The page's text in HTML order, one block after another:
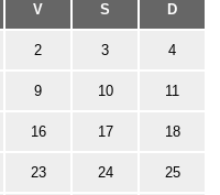
V S D
2 3 4
9 10 11
16 17 18
23 24 25